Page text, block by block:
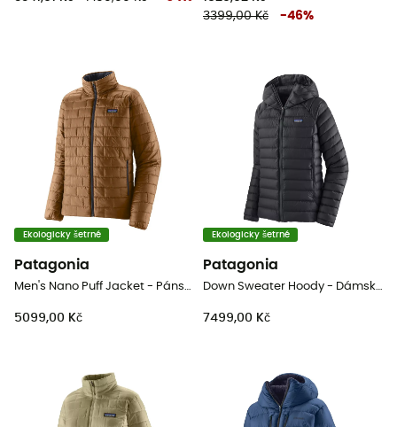
3399,00 Kč
-46%
Ekologicky šetrné
Patagonia
Men's Nano Puff Jacket - Pánská péřova
5099,00 Kč
Ekologicky šetrné
Patagonia
Down Sweater Hoody - DámskáPéřová bunda
7499,00 Kč